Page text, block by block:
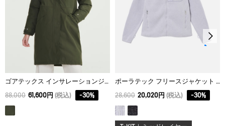
XL
ゴアテックス インサレーションジャケット
88,000 61,600円 (税込) -30%
ポーラテック フリースジャケット T-KIT
28,600 20,020円 (税込) -30%